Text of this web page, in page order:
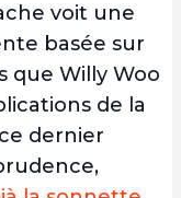
voit une
basée sur
que Willy Woo
de la
dernier